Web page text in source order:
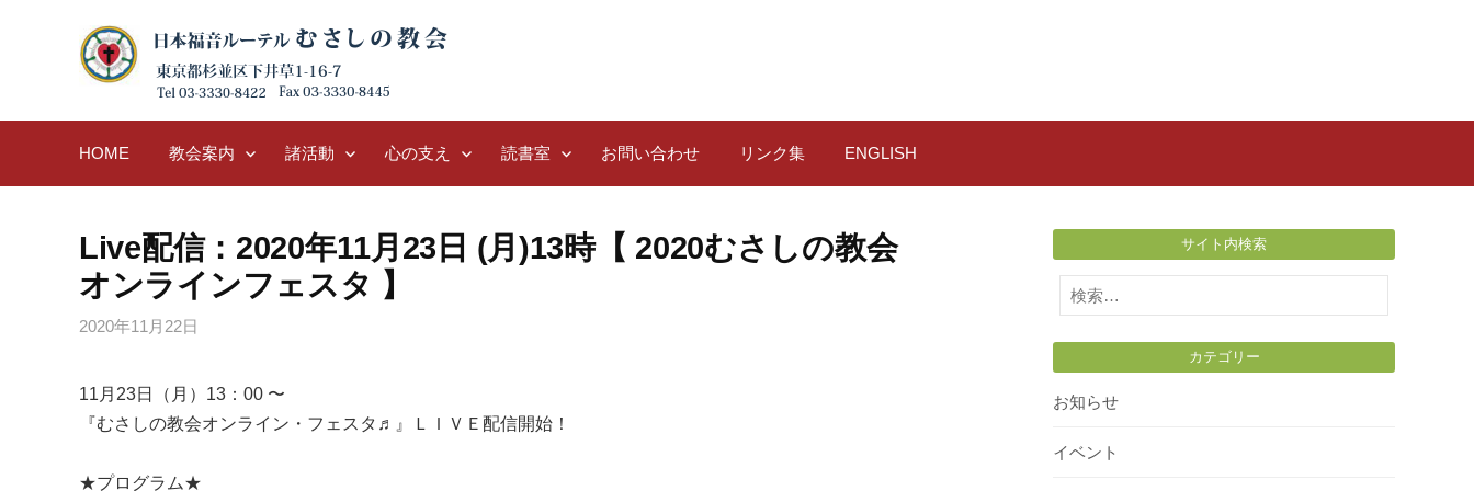
HOME 教会案内 諸活動 心の支え 読書室 お問い合わせ リンク集 ENGLISH
Live配信：2020年11月23日 (月)13時【 2020むさしの教会
オンラインフェスタ 】
2020年11月22日
11月23日（月）13：00 〜
『むさしの教会オンライン・フェスタ♬』ＬＩＶＥ配信開始！
★プログラム★
サイト内検索
検
索:
カテゴリー
お知らせ
イベント